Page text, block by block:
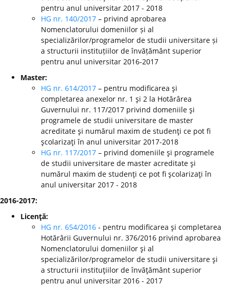
pentru anul universitar 2017 - 2018
HG nr. 140/2017 – privind aprobarea
Nomenclatorului domeniilor și al
specializărilor/programelor de studii universitare și
a structurii instituțiilor de învățământ superior
pentru anul universitar 2016-2017
Master:
HG nr. 614/2017 – pentru modificarea şi
completarea anexelor nr. 1 şi 2 la Hotărârea
Guvernului nr. 117/2017 privind domeniile şi
programele de studii universitare de master
acreditate şi numărul maxim de studenţi ce pot fi
şcolarizaţi în anul universitar 2017-2018
HG nr. 117/2017 – privind domeniile şi programele
de studii universitare de master acreditate şi
numărul maxim de studenţi ce pot fi şcolarizaţi în
anul universitar 2017 - 2018
2016-2017:
Licenţă:
HG nr. 654/2016 - pentru modificarea şi completarea
Hotărârii Guvernului nr. 376/2016 privind aprobarea
Nomenclatorului domeniilor şi al
specializărilor/programelor de studii universitare şi
a structurii instituţiilor de învăţământ superior
pentru anul universitar 2016 - 2017